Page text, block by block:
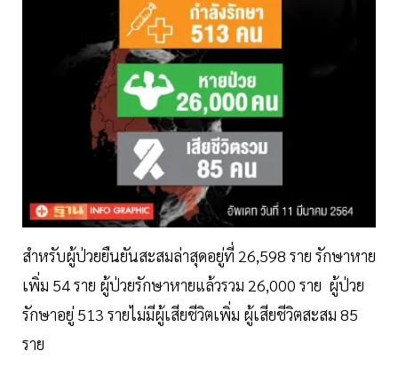
สำหรับผู้ป่วยยืนยันสะสมล่าสุดอยู่ที่ 26,598 ราย รักษาหาย
เพิ่ม 54 ราย ผู้ป่วยรักษาหายแล้วรวม 26,000 ราย ผู้ป่วย
รักษาอยู่ 513 รายไม่มีผู้เสียชีวิตเพิ่ม ผู้เสียชีวิตสะสม 85
ราย